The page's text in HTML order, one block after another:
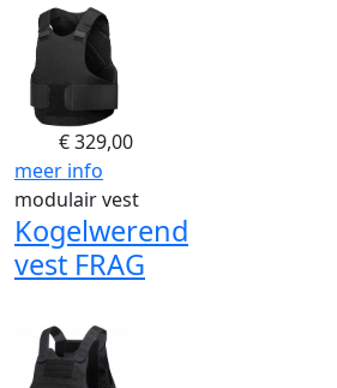
€329,00
meer info
modulair vest
Kogelwerend
vest FRAG